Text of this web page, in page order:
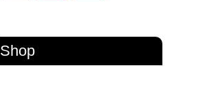
Shop